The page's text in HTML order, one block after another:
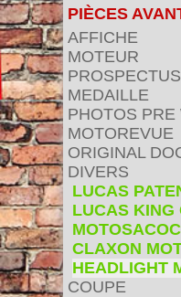
PIÈCES
AFFICHE
MOTEUR
PROSPECTUS
MEDAILLE
PHOTOS PRE
MOTOREVUE
ORIGINAL
DIVERS
LUCAS
LUCAS KING
CLAXON
HEADLIGHT
COUPE